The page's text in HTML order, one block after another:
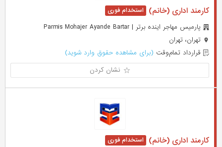
کارمند اداری (خانم)
پارمیس مهاجر اینده برتر | Parmis Mohajer Ayande Bartar
تهران، تهران
قرارداد تمام‌وقت (برای مشاهده حقوق وارد شوید)
نشان کردن
کارمند اداری (خانم)